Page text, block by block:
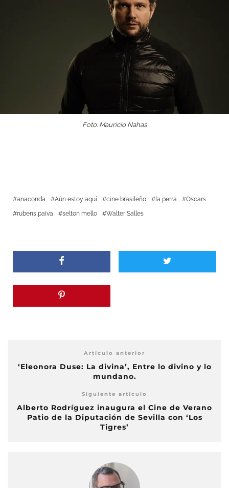
Foto: Mauricio Nahas
anaconda Aún estoy aquí cine brasileño la perra
Oscars
rubens paiva
selton mello Walter Salles
Artículo anterior
‘Eleonora Duse: La divina’, Entre lo divino y lo
mundano.
Siguiente artículo
Alberto Rodríguez inaugura el Cine de Verano
Patio de la Diputación de Sevilla con ‘Los
Tigres’